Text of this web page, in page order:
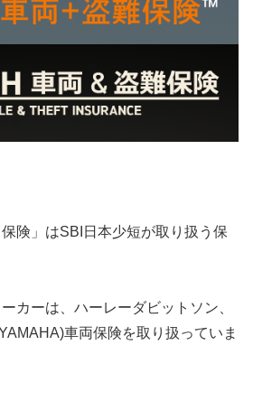
険」はSBI日本少短が取り扱う保
カーは、ハーレーダビットソン、
車両保険を取り扱っていま